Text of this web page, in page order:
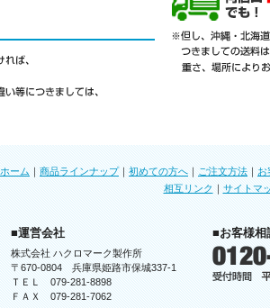
ホーム ｜ 商品ラインナップ｜ 初めての方へ ｜ ご注文方法 ｜ お
相互リンク ｜ サイトマ
■運営会社
株式会社 ハクロマーク製作所
〒670-0804 兵庫県姫路市保城337-1
ＴＥＬ 079-281-8898
ＦＡＸ 079-281-7062
■お客様相